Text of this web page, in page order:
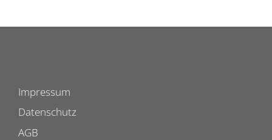
Impressum
Datenschutz
AGB